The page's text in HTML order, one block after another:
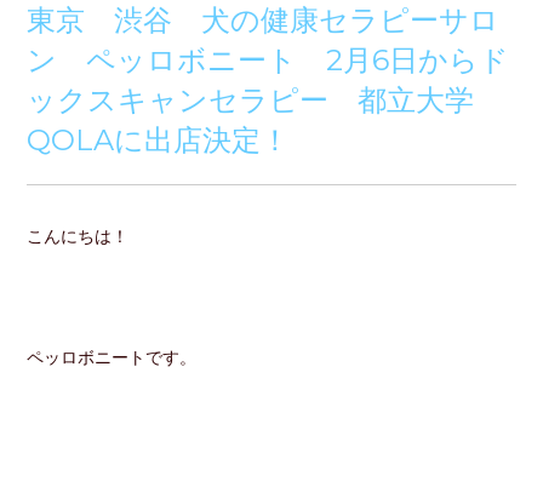
東京 渋谷 犬の健康セラピーサロ
ン ペッロボニート 2月6日からド
ックスキャンセラピー 都立大学
QOLAに出店決定！
こんにちは！
ペッロボニートです。